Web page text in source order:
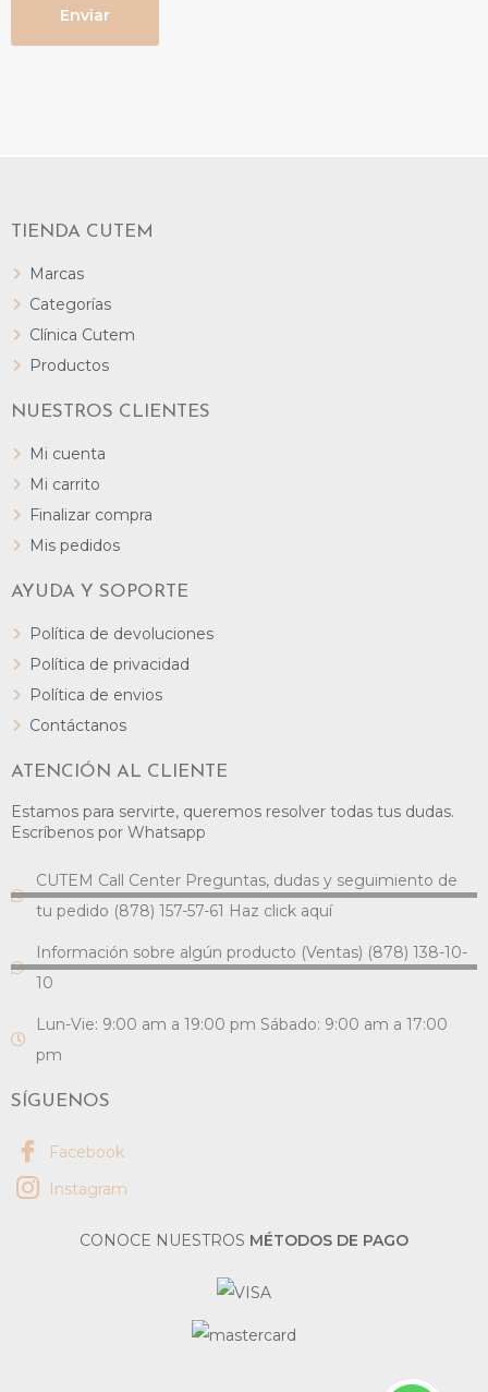
TIENDA CUTEM
Marcas
Categorías
Clínica Cutem
Productos
NUESTROS CLIENTES
Mi cuenta
Mi carrito
Finalizar compra
Mis pedidos
AYUDA Y SOPORTE
Política de devoluciones
Política de privacidad
Política de envios
Contáctanos
ATENCIÓN AL CLIENTE
Estamos para servirte, queremos resolver todas tus dudas.
Escríbenos por Whatsapp
CUTEM Call Center Preguntas, dudas y seguimiento de
tu pedido (878) 157-57-61 Haz click aquí
Información sobre algún producto (Ventas) (878) 138-10-
10
Lun-Vie: 9:00 am a 19:00 pm Sábado: 9:00 am a 17:00
pm
SÍGUENOS
Facebook
Instagram
CONOCE NUESTROS MÉTODOS DE PAGO